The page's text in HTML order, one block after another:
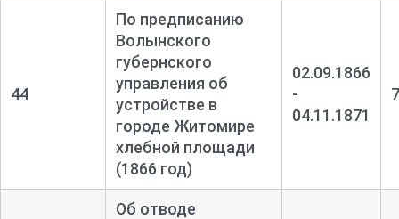
44
По предписанию
Волынского
губернского
управления об
устройстве в
городе Житомире
хлебной площади
(1866 год)
02.09.1866
-
04.11.1871
7
Об отводе